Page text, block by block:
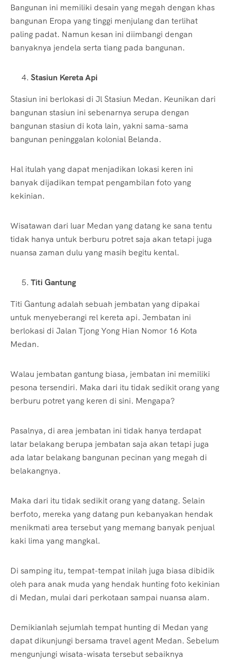
Bangunan ini memiliki desain yang megah dengan khas
bangunan Eropa yang tinggi menjulang dan terlihat
paling padat. Namun kesan ini diimbangi dengan
banyaknya jendela serta tiang pada bangunan.
Stasiun Kereta Api
Stasiun ini berlokasi di Jl Stasiun Medan. Keunikan dari
bangunan stasiun ini sebenarnya serupa dengan
bangunan stasiun di kota lain, yakni sama-sama
bangunan peninggalan kolonial Belanda.
Hal itulah yang dapat menjadikan lokasi keren ini
banyak dijadikan tempat pengambilan foto yang
kekinian.
Wisatawan dari luar Medan yang datang ke sana tentu
tidak hanya untuk berburu potret saja akan tetapi juga
nuansa zaman dulu yang masih begitu kental.
Titi Gantung
Titi Gantung adalah sebuah jembatan yang dipakai
untuk menyeberangi rel kereta api. Jembatan ini
berlokasi di Jalan Tjong Yong Hian Nomor 16 Kota
Medan.
Walau jembatan gantung biasa, jembatan ini memiliki
pesona tersendiri. Maka dari itu tidak sedikit orang yang
berburu potret yang keren di sini. Mengapa?
Pasalnya, di area jembatan ini tidak hanya terdapat
latar belakang berupa jembatan saja akan tetapi juga
ada latar belakang bangunan pecinan yang megah di
belakangnya.
Maka dari itu tidak sedikit orang yang datang. Selain
berfoto, mereka yang datang pun kebanyakan hendak
menikmati area tersebut yang memang banyak penjual
kaki lima yang mangkal.
Di samping itu, tempat-tempat inilah juga biasa dibidik
oleh para anak muda yang hendak hunting foto kekinian
di Medan, mulai dari perkotaan sampai nuansa alam.
Demikianlah sejumlah tempat hunting di Medan yang
dapat dikunjungi bersama travel agent Medan. Sebelum
mengunjungi wisata-wisata tersebut sebaiknya